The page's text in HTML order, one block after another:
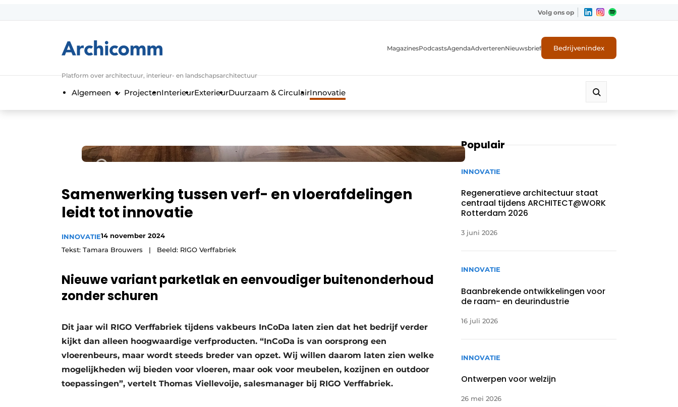
Algemene voorwaarden
Privacy / Cookie statement
Volg ons op
Platform over architectuur, interieur- en landschapsarchitectuur
MagazinesPodcastsAgendaAdverterenNieuwsbrief Bedrijvenindex
Algemeen ProjectenInterieurExterieurDuurzaam & CirculairInnovatie
Samenwerking tussen verf- en vloerafdelingen
leidt tot innovatie
INNOVATIE14 november 2024
Tekst: Tamara Brouwers | Beeld: RIGO Verffabriek
Nieuwe variant parketlak en eenvoudiger buitenonderhoud
zonder schuren
Dit jaar wil RIGO Verffabriek tijdens vakbeurs InCoDa laten zien dat het bedrijf verder
kijkt dan alleen hoogwaardige verfproducten. “InCoDa is van oorsprong een
vloerenbeurs, maar wordt steeds breder van opzet. Wij willen daarom laten zien welke
mogelijkheden wij bieden voor vloeren, maar ook voor meubelen, kozijnen en outdoor
toepassingen”, vertelt Thomas Viellevoije, salesmanager bij RIGO Verffabriek.
Populair
INNOVATIE
Regeneratieve architectuur staat
centraal tijdens ARCHITECT@WORK
Rotterdam 2026
3 juni 2026
INNOVATIE
Baanbrekende ontwikkelingen voor
de raam- en deurindustrie
16 juli 2026
INNOVATIE
Ontwerpen voor welzijn
26 mei 2026